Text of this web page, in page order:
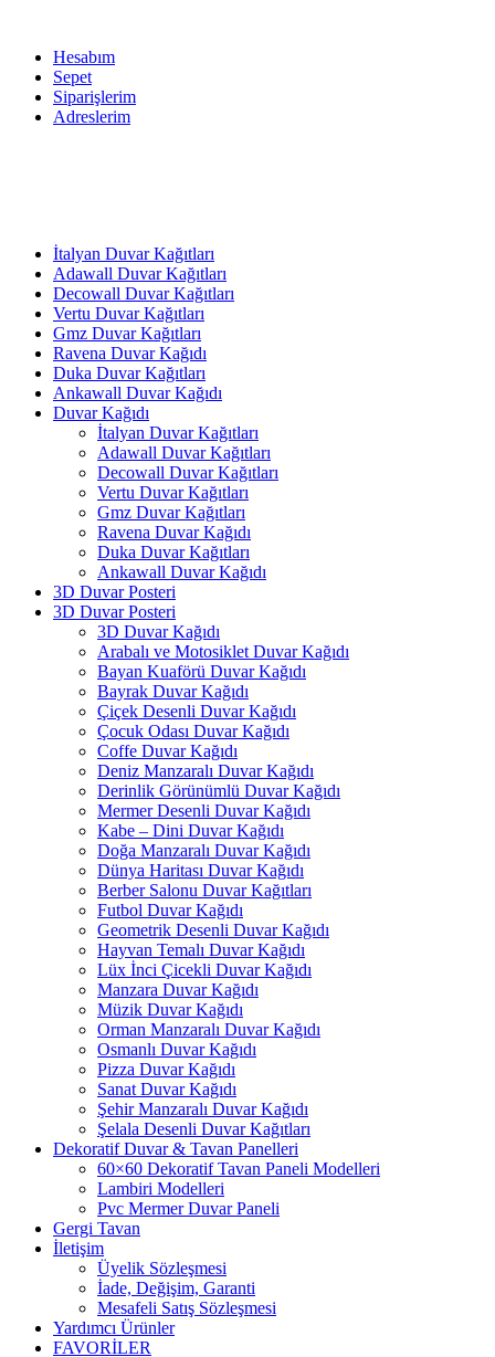
Hesabım
Sepet
Siparişlerim
Adreslerim
İtalyan Duvar Kağıtları
Adawall Duvar Kağıtları
Decowall Duvar Kağıtları
Vertu Duvar Kağıtları
Gmz Duvar Kağıtları
Ravena Duvar Kağıdı
Duka Duvar Kağıtları
Ankawall Duvar Kağıdı
Duvar Kağıdı
İtalyan Duvar Kağıtları
Adawall Duvar Kağıtları
Decowall Duvar Kağıtları
Vertu Duvar Kağıtları
Gmz Duvar Kağıtları
Ravena Duvar Kağıdı
Duka Duvar Kağıtları
Ankawall Duvar Kağıdı
3D Duvar Posteri
3D Duvar Posteri
3D Duvar Kağıdı
Arabalı ve Motosiklet Duvar Kağıdı
Bayan Kuaförü Duvar Kağıdı
Bayrak Duvar Kağıdı
Çiçek Desenli Duvar Kağıdı
Çocuk Odası Duvar Kağıdı
Coffe Duvar Kağıdı
Deniz Manzaralı Duvar Kağıdı
Derinlik Görünümlü Duvar Kağıdı
Mermer Desenli Duvar Kağıdı
Kabe – Dini Duvar Kağıdı
Doğa Manzaralı Duvar Kağıdı
Dünya Haritası Duvar Kağıdı
Berber Salonu Duvar Kağıtları
Futbol Duvar Kağıdı
Geometrik Desenli Duvar Kağıdı
Hayvan Temalı Duvar Kağıdı
Lüx İnci Çicekli Duvar Kağıdı
Manzara Duvar Kağıdı
Müzik Duvar Kağıdı
Orman Manzaralı Duvar Kağıdı
Osmanlı Duvar Kağıdı
Pizza Duvar Kağıdı
Sanat Duvar Kağıdı
Şehir Manzaralı Duvar Kağıdı
Şelala Desenli Duvar Kağıtları
Dekoratif Duvar & Tavan Panelleri
60×60 Dekoratif Tavan Paneli Modelleri
Lambiri Modelleri
Pvc Mermer Duvar Paneli
Gergi Tavan
İletişim
Üyelik Sözleşmesi
İade, Değişim, Garanti
Mesafeli Satış Sözleşmesi
Yardımcı Ürünler
FAVORİLER